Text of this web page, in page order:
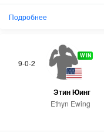
Подробнее
9-0-2
WIN
Этин Юинг
Ethyn Ewing